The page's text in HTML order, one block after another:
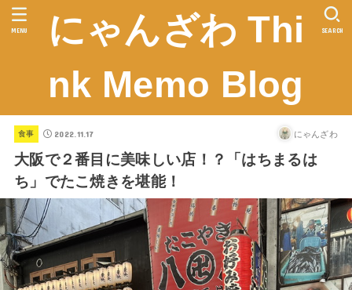
にゃんざわ Thi
nk Memo Blog
SEARCH
MENU
食事 2022.11.17 にゃんざわ
大阪で２番目に美味しい店！？「はちまるは
ち」でたこ焼きを堪能！